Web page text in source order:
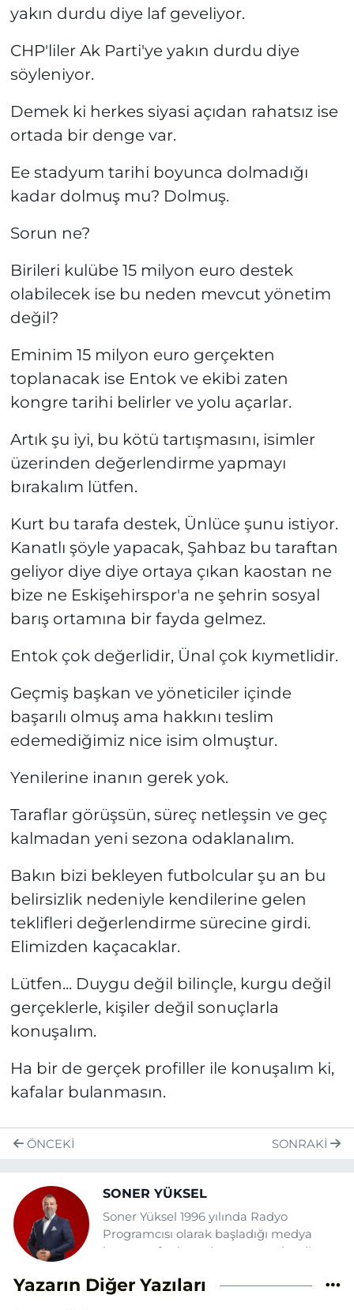
yakın durdu diye laf geveliyor.
CHP'liler Ak Parti'ye yakın durdu diye
söyleniyor.
Demek ki herkes siyasi açıdan rahatsız ise
ortada bir denge var.
Ee stadyum tarihi boyunca dolmadığı
kadar dolmuş mu? Dolmuş.
Sorun ne?
Birileri kulübe 15 milyon euro destek
olabilecek ise bu neden mevcut yönetim
değil?
Eminim 15 milyon euro gerçekten
toplanacak ise Entok ve ekibi zaten
kongre tarihi belirler ve yolu açarlar.
Artık şu iyi, bu kötü tartışmasını, isimler
üzerinden değerlendirme yapmayı
bırakalım lütfen.
Kurt bu tarafa destek, Ünlüce şunu istiyor.
Kanatlı şöyle yapacak, Şahbaz bu taraftan
geliyor diye diye ortaya çıkan kaostan ne
bize ne Eskişehirspor'a ne şehrin sosyal
barış ortamına bir fayda gelmez.
Entok çok değerlidir, Ünal çok kıymetlidir.
Geçmiş başkan ve yöneticiler içinde
başarılı olmuş ama hakkını teslim
edemediğimiz nice isim olmuştur.
Yenilerine inanın gerek yok.
Taraflar görüşsün, süreç netleşsin ve geç
kalmadan yeni sezona odaklanalım.
Bakın bizi bekleyen futbolcular şu an bu
belirsizlik nedeniyle kendilerine gelen
teklifleri değerlendirme sürecine girdi.
Elimizden kaçacaklar.
Lütfen... Duygu değil bilinçle, kurgu değil
gerçeklerle, kişiler değil sonuçlarla
konuşalım.
Ha bir de gerçek profiller ile konuşalım ki,
kafalar bulanmasın.
ÖNCEKI SONRAKI
SONER YÜKSEL
Soner Yüksel 1996 yılında Radyo
Programcısı olarak başladığı medya
hayatına fasılasız devam etmektedir.
tv'lerinde yazı, haber ve sunuculuk
Yazarın Diğer Yazıları